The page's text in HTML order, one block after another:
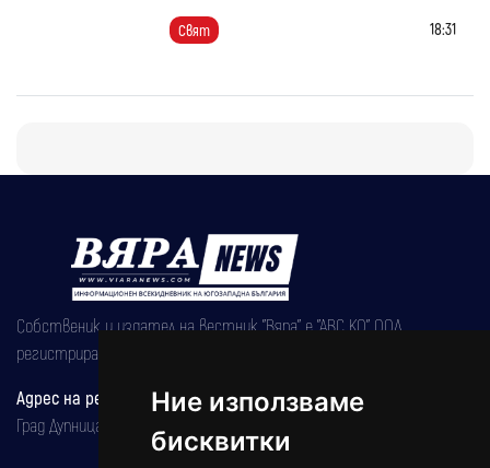
Ние използваме
бисквитки
Свят 18:31
Собственик и издател на вестник "Вяра" е "АВС КО" ООД,
регистрирана на 08.05.2002 година.
Адрес на редакцията
Град Дупница, ул.''Христо Ботев" 43